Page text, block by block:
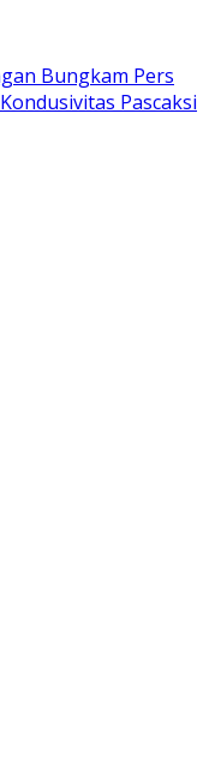
Bungkam Pers
Pascaksi